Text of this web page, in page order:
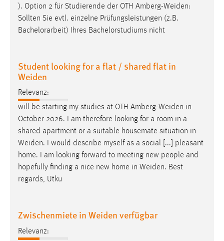
). Option 2 für Studierende der OTH Amberg-Weiden:
Sollten Sie evtl. einzelne Prüfungsleistungen (z.B.
Bachelorarbeit) Ihres Bachelorstudiums nicht
Student looking for a flat / shared flat in
Weiden
Relevanz:
will be starting my studies at OTH Amberg-Weiden in
October 2026. I am therefore looking for a room in a
shared apartment or a suitable housemate situation in
Weiden. I would describe myself as a social [...] pleasant
home. I am looking forward to meeting new people and
hopefully finding a nice new home in Weiden. Best
regards, Utku
Zwischenmiete in Weiden verfügbar
Relevanz:
EXTERNE MEDIEN
Um Inhalte von Videoplattformen und Social Media
Plattformen anzeigen zu können, werden von diesen
YouTube
Vimeo